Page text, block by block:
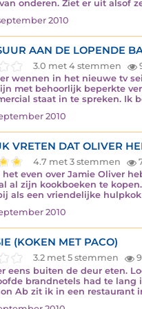
onderen. Ziet er uit alsof
2010
AAN DE LOPENDE
3.0 met 4 stemmen
wennen in het nieuwe tv
met behoorlijk beperkte
staat in te spreken. Ik
2010
VRETEN DAT OLIVER
4.7 met 3 stemmen
het even over Jamie Oliver
al zijn kookboeken te
als een vriendelijke
2010
(KOKEN MET PACO)
3.2 met 5 stemmen
eens buiten de deur eten.
brandnetels had te lang
Ab zit ik in een restaurant